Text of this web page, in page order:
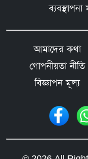
আমাদের কথা
গোপনীয়তা নীতি
বিজ্ঞাপন মূল্য